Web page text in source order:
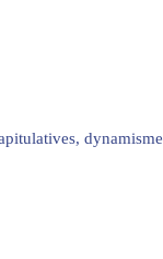
dynamisme